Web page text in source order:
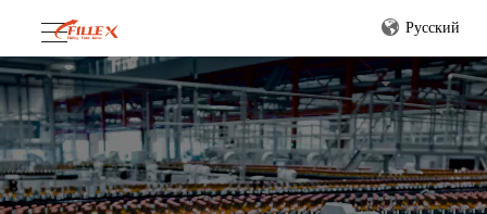
Pусский